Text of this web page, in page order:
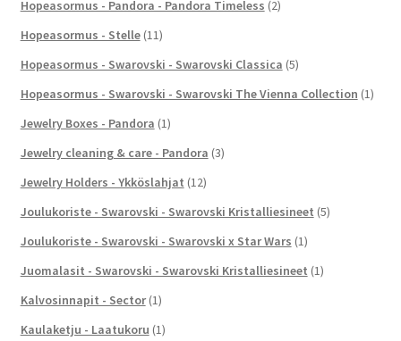
Hopeasormus - Pandora - Pandora Timeless (2)
Hopeasormus - Stelle (11)
Hopeasormus - Swarovski - Swarovski Classica (5)
Hopeasormus - Swarovski - Swarovski The Vienna Collection (1)
Jewelry Boxes - Pandora (1)
Jewelry cleaning & care - Pandora (3)
Jewelry Holders - Ykköslahjat (12)
Joulukoriste - Swarovski - Swarovski Kristalliesineet (5)
Joulukoriste - Swarovski - Swarovski x Star Wars (1)
Juomalasit - Swarovski - Swarovski Kristalliesineet (1)
Kalvosinnapit - Sector (1)
Kaulaketju - Laatukoru (1)